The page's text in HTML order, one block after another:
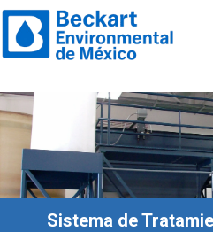
Saltar
contenido
Sistema de